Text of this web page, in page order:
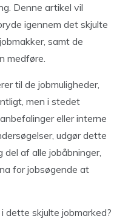
Denne artikel vil
igennem det skjulte
samt de
medføre.
til de jobmuligheder,
men i stedet
eller interne
udgør dette
del af alle jobåbninger,
for jobsøgende at
dette skjulte jobmarked?